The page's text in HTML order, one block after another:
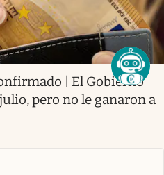
| El Gobierno
pero no le ganaron a